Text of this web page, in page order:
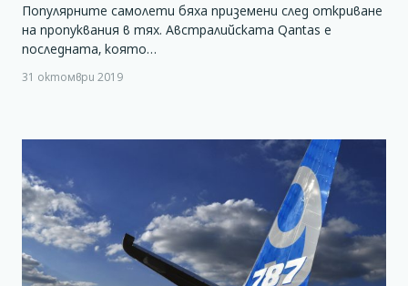
Популярните самолети бяха приземени след откриване
на пропуквания в тях. Австралийската Qantas е
последната, която…
31 октомври 2019